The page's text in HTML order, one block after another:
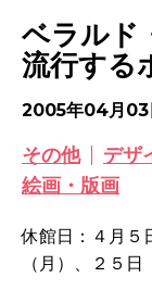
ベラルド
流行する
2005年04月03
その他 デザ
絵画・版画
休館日：４月５
（月）、２５